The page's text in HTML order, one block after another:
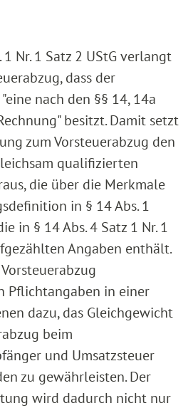
1 Nr. 1 Satz 2 UStG verlangt
dass der
nach den §§ 14, 14a
besitzt. Damit setzt
zum Vorsteuerabzug den
qualifizierten
die über die Merkmale
in § 14 Abs. 1
in § 14 Abs. 4 Satz 1 Nr. 1
Angaben enthält.
Pflichtangaben in einer
dazu, das Gleichgewicht
beim
und Umsatzsteuer
zu gewährleisten. Der
wird dadurch nicht nur